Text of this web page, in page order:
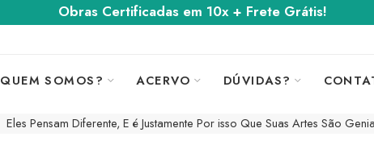
Obras Certificadas em 10x + Frete Grátis!
QUEM SOMOS? ACERVO DÚVIDAS?
Eles Pensam Diferente, E é Justamente Por isso Que Suas Artes São